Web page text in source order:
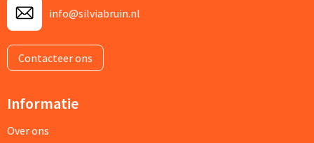
info@silviabruin.nl
Contacteer ons
Informatie
Over ons